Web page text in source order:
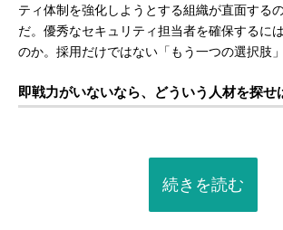
ティ体制を強化しようとする組織が直面する
だ。優秀なセキュリティ担当者を確保するに
のか。採用だけではない「もう一つの選択肢
即戦力がいないなら、どういう人材を探せ
続きを読む